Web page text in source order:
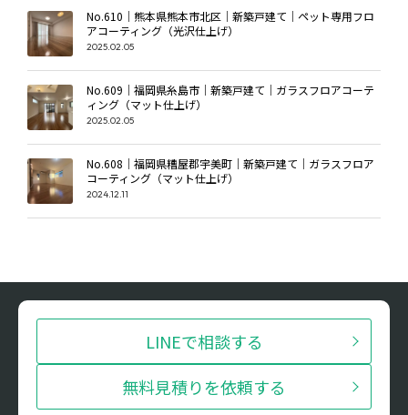
No.610｜熊本県熊本市北区｜新築戸建て｜ペット専用フロ
アコーティング（光沢仕上げ）
2025.02.05
No.609｜福岡県糸島市｜新築戸建て｜ガラスフロアコーテ
ィング（マット仕上げ）
2025.02.05
No.608｜福岡県糟屋郡宇美町｜新築戸建て｜ガラスフロア
コーティング（マット仕上げ）
2024.12.11
LINEで相談する
無料見積りを依頼する